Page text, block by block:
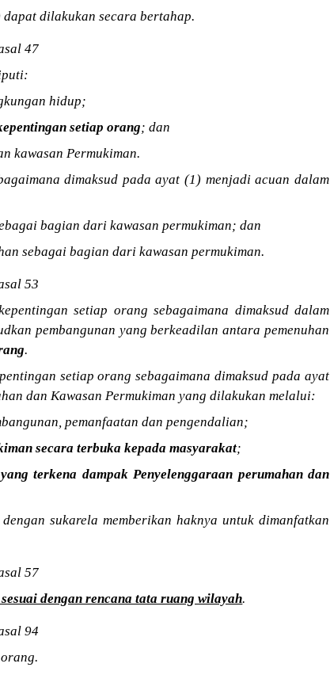
dilakukan secara bertahap.
47
hidup;
setiap orang; dan
kawasan Permukiman.
dimaksud pada ayat (1) menjadi acuan dalam
bagian dari kawasan permukiman; dan
sebagai bagian dari kawasan permukiman.
53
setiap orang sebagaimana dimaksud dalam
pembangunan yang berkeadilan antara pemenuhan
.
setiap orang sebagaimana dimaksud pada ayat
dan Kawasan Permukiman yang dilakukan melalui:
pemanfaatan dan pengendalian;
secara terbuka kepada masyarakat;
terkena dampak Penyelenggaraan perumahan dan
sukarela memberikan haknya untuk dimanfatkan
57
dengan rencana tata ruang wilayah.
94